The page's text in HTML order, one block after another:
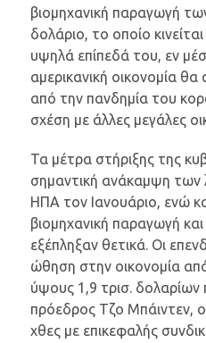
βιομηχανική παραγωγή
δολάριο, το οποίο
υψηλά επίπεδά του, εν
αμερικανική οικονομία
από την πανδημία του
σχέση με άλλες μεγάλες
Τα μέτρα στήριξης της
σημαντική ανάκαμψη των
ΗΠΑ τον Ιανουάριο, ενώ
βιομηχανική παραγωγή
εξέπληξαν θετικά. Οι
ώθηση στην οικονομία
ύψους 1,9 τρισ. δολαρίων
πρόεδρος Τζο Μπάιντεν,
χθες με επικεφαλής